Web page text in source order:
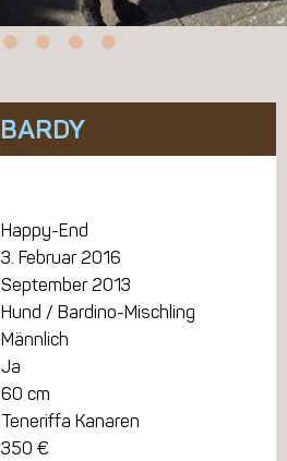
BARDY
Happy-End
3. Februar 2016
September 2013
Hund / Bardino-Mischling
Männlich
Ja
60 cm
Teneriffa Kanaren
350 €